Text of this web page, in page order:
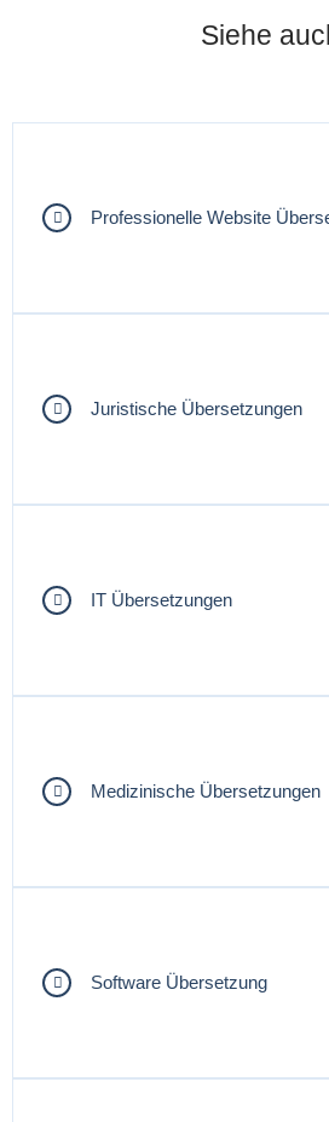
Siehe
Professionelle Website
Juristische Übersetzungen
IT Übersetzungen
Medizinische Übersetzungen
Software Übersetzung